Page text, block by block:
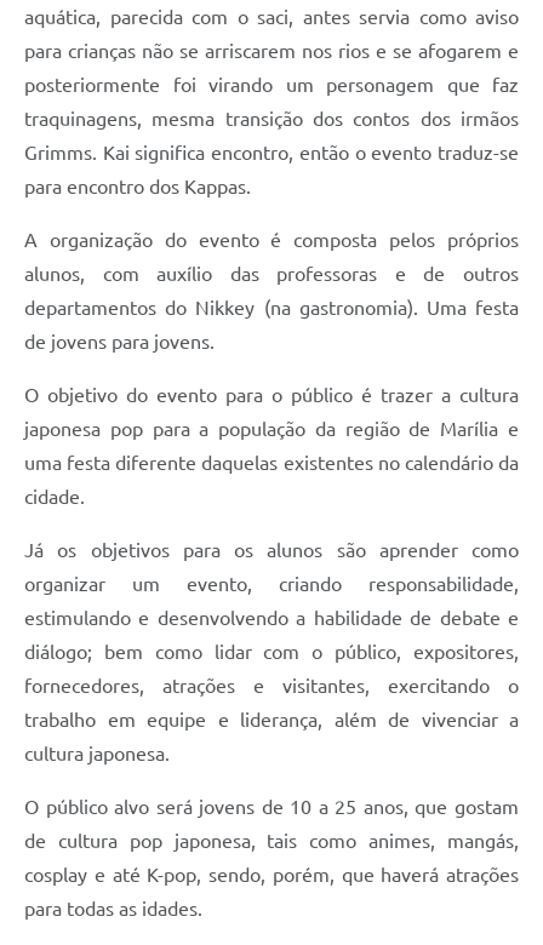
aquática, parecida com o saci, antes servia como aviso
para crianças não se arriscarem nos rios e se afogarem e
posteriormente foi virando um personagem que faz
traquinagens, mesma transição dos contos dos irmãos
Grimms. Kai significa encontro, então o evento traduz-se
para encontro dos Kappas.
A organização do evento é composta pelos próprios
alunos, com auxílio das professoras e de outros
departamentos do Nikkey (na gastronomia). Uma festa
de jovens para jovens.
O objetivo do evento para o público é trazer a cultura
japonesa pop para a população da região de Marília e
uma festa diferente daquelas existentes no calendário da
cidade.
Já os objetivos para os alunos são aprender como
organizar um evento, criando responsabilidade,
estimulando e desenvolvendo a habilidade de debate e
diálogo; bem como lidar com o público, expositores,
fornecedores, atrações e visitantes, exercitando o
trabalho em equipe e liderança, além de vivenciar a
cultura japonesa.
O público alvo será jovens de 10 a 25 anos, que gostam
de cultura pop japonesa, tais como animes, mangás,
cosplay e até K-pop, sendo, porém, que haverá atrações
para todas as idades.